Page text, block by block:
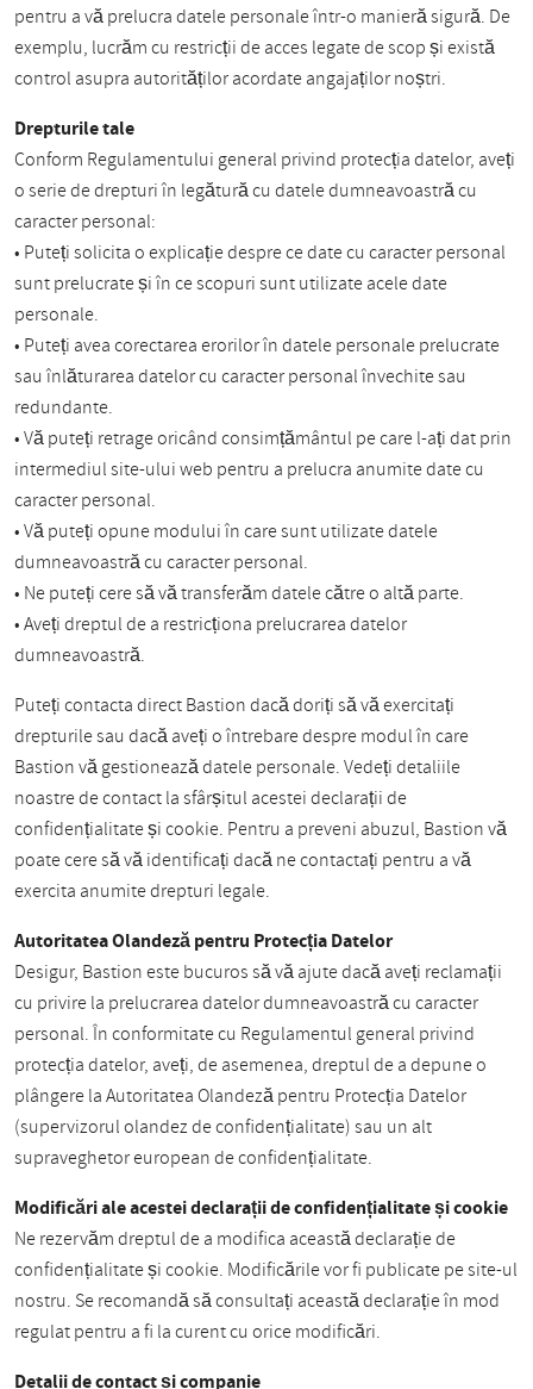
pentru a vă prelucra datele personale într-o manieră sigură. De
exemplu, lucrăm cu restricții de acces legate de scop și există
control asupra autorităților acordate angajaților noștri.
Drepturile tale
Conform Regulamentului general privind protecția datelor, aveți
o serie de drepturi în legătură cu datele dumneavoastră cu
caracter personal:
• Puteți solicita o explicație despre ce date cu caracter personal
sunt prelucrate și în ce scopuri sunt utilizate acele date
personale.
• Puteți avea corectarea erorilor în datele personale prelucrate
sau înlăturarea datelor cu caracter personal învechite sau
redundante.
• Vă puteți retrage oricând consimțământul pe care l-ați dat prin
intermediul site-ului web pentru a prelucra anumite date cu
caracter personal.
• Vă puteți opune modului în care sunt utilizate datele
dumneavoastră cu caracter personal.
• Ne puteți cere să vă transferăm datele către o altă parte.
• Aveți dreptul de a restricționa prelucrarea datelor
dumneavoastră.
Puteți contacta direct Bastion dacă doriți să vă exercitați
drepturile sau dacă aveți o întrebare despre modul în care
Bastion vă gestionează datele personale. Vedeți detaliile
noastre de contact la sfârșitul acestei declarații de
confidențialitate și cookie. Pentru a preveni abuzul, Bastion vă
poate cere să vă identificați dacă ne contactați pentru a vă
exercita anumite drepturi legale.
Autoritatea Olandeză pentru Protecția Datelor
Desigur, Bastion este bucuros să vă ajute dacă aveți reclamații
cu privire la prelucrarea datelor dumneavoastră cu caracter
personal. În conformitate cu Regulamentul general privind
protecția datelor, aveți, de asemenea, dreptul de a depune o
plângere la Autoritatea Olandeză pentru Protecția Datelor
(supervizorul olandez de confidențialitate) sau un alt
supraveghetor european de confidențialitate.
Modificări ale acestei declarații de confidențialitate și cookie
Ne rezervăm dreptul de a modifica această declarație de
confidențialitate și cookie. Modificările vor fi publicate pe site-ul
nostru. Se recomandă să consultați această declarație în mod
regulat pentru a fi la curent cu orice modificări.
Detalii de contact și companie